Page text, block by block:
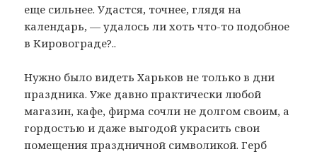
еще сильнее. Удастся, точнее, глядя на
календарь, — удалось ли хоть что-то подобное
в Кировограде?..
Нужно было видеть Харьков не только в дни
праздника. Уже давно практически любой
магазин, кафе, фирма сочли не долгом своим, а
гордостью и даже выгодой украсить свои
помещения праздничной символикой. Герб